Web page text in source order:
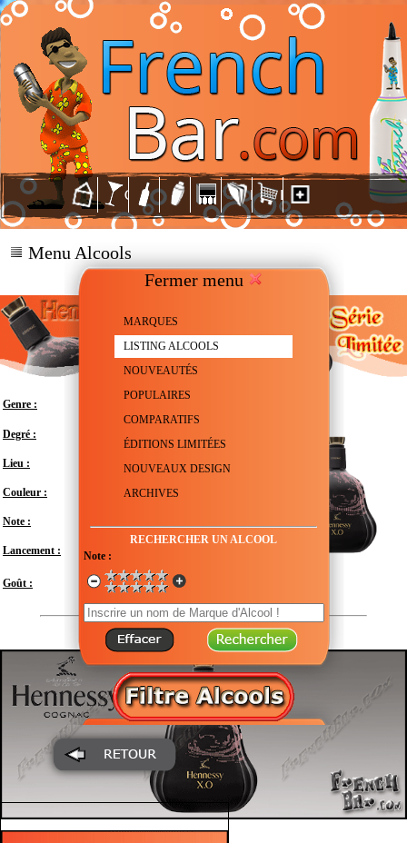
Fermer menu
MARQUES
LISTING ALCOOLS
NOUVEAUTÉS
POPULAIRES
COMPARATIFS
ÉDITIONS LIMITÉES
NOUVEAUX DESIGN
ARCHIVES
RECHERCHER UN ALCOOL
Note :
Menu Alcools
Genre :
Degré :
Lieu : France - Charente - Cognac
Couleur :
Note :
Lancement :
Goût : Modéré